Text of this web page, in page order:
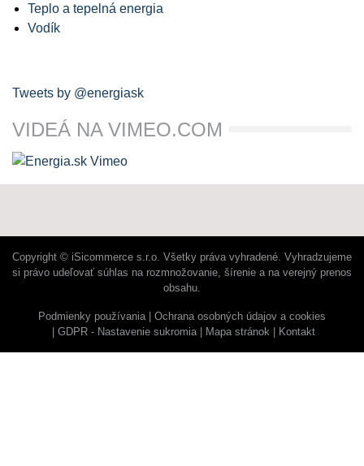
Teplo a tepelná energia
Vodík
Tweets by @energiask
VIDEÁ NA VIMEO.COM
Copyright © iSicommerce s.r.o. Všetky práva vyhradené. Vyhradzujeme
si právo udeľovať súhlas na rozmnožovanie, šírenie a na verejný prenos
obsahu.
Podmienky používania
Ochrana osobných údajov a cookies
GDPR - Nastavenie sukromia
Mapa stránok Kontakt